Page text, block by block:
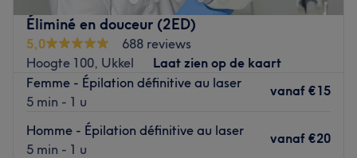
Éliminé en douceur (2ED)
5,0
688 reviews
Hoogte 100, Ukkel
Laat zien op de kaart
Femme - Épilation définitive au laser
5 min - 1 u
vanaf €15
Homme - Épilation définitive au laser
5 min - 1 u
vanaf €20